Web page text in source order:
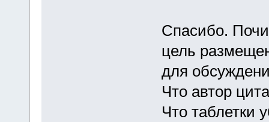
Спасибо.
цель
для
Что автор
Что таблетки